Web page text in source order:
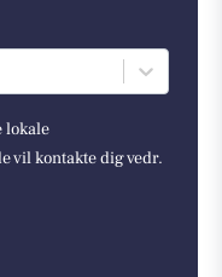
lokale
vil kontakte dig vedr.